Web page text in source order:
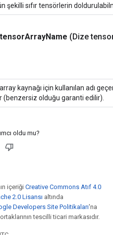
şekilli sıfır tensörlerin
tensorArrayName (Dize
kaynağı için kullanılan adı
(benzersiz olduğu garanti edilir).
oldu mu?
içeriği Creative Commons Atıf 4.0
2.0 Lisansı altında
Developers Site Politikaları'na
tescilli ticari markasıdır.